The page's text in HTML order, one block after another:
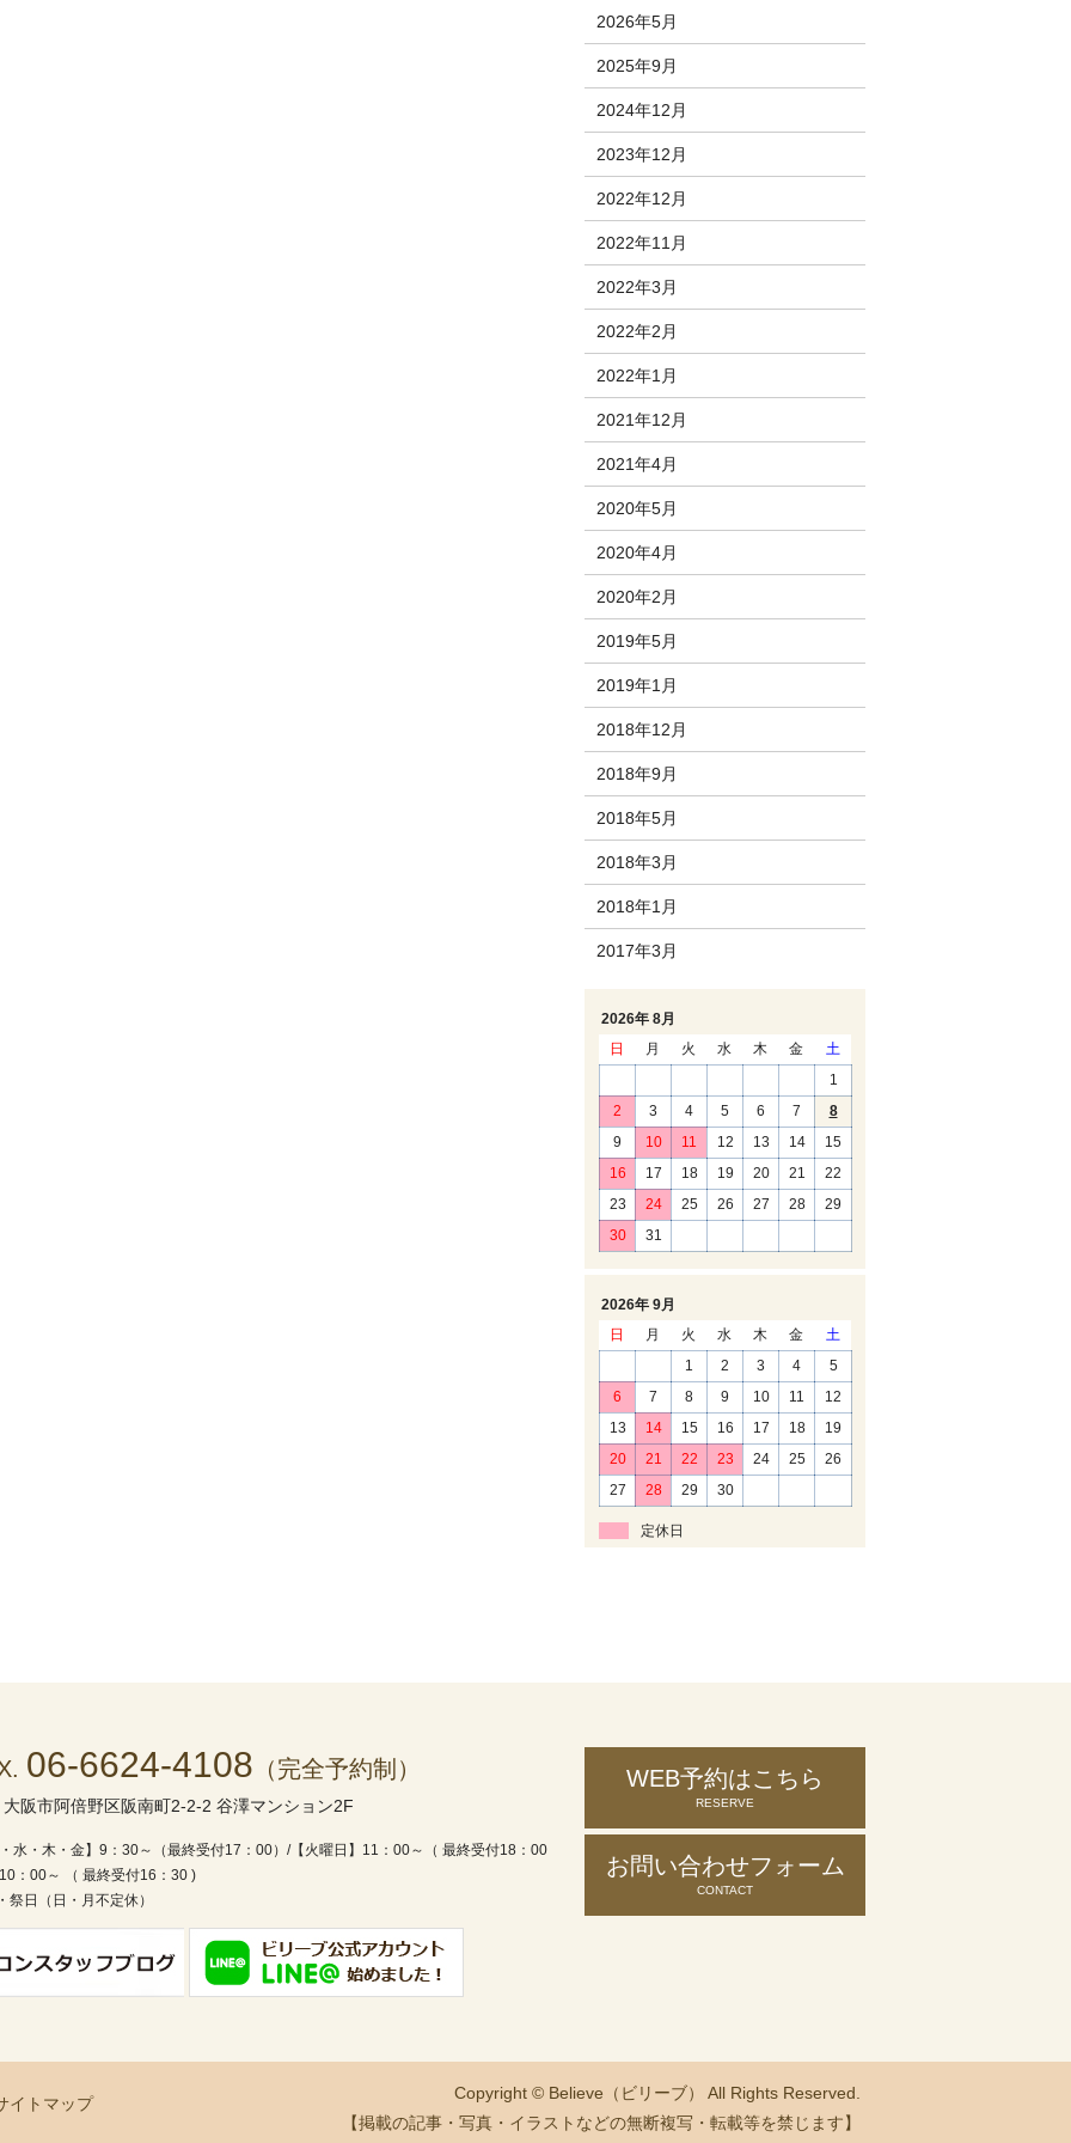
2026年5月
2025年9月
2024年12月
2023年12月
2022年12月
2022年11月
2022年3月
2022年2月
2022年1月
2021年12月
2021年4月
2020年5月
2020年4月
2020年2月
2019年5月
2019年1月
2018年12月
2018年9月
2018年5月
2018年3月
2018年1月
2017年3月
2026年 8月
日
月 火 水 木 金
土
1
2
3 4 5 6 7
8
9
10 11 12 13 14
15
16
17 18 19 20 21
22
23
24 25 26 27 28
29
30
31
2026年 9月
日
月 火 水 木 金
土
1
2 3 4
5
6
7 8 9 10 11
12
13
14 15 16 17 18
19
20
21 22 23 24 25
26
27
28 29 30
定休日
06-6624-4108 （完全予約制）
大阪市阿倍野区阪南町2-2-2 谷澤マンション2F
水・木・金】9：30～（最終受付17：00）/【火曜日】11：00～（ 最終受付18：00
：00～ （ 最終受付16：30 )
日（日・月不定休）
WEB予約はこちら
RESERVE
お問い合わせフォーム
CONTACT
イトマップ
Copyright © Believe（ビリーブ） All Rights Reserved.
【掲載の記事・写真・イラストなどの無断複写・転載等を禁じます】